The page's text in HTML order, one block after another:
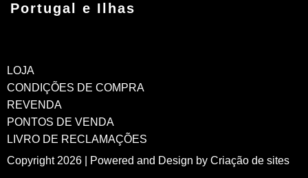
Portugal e Ilhas
LOJA
CONDIÇÕES DE COMPRA
REVENDA
PONTOS DE VENDA
LIVRO DE RECLAMAÇÕES
Copyright 2026 | Powered and Design by Criação de sites